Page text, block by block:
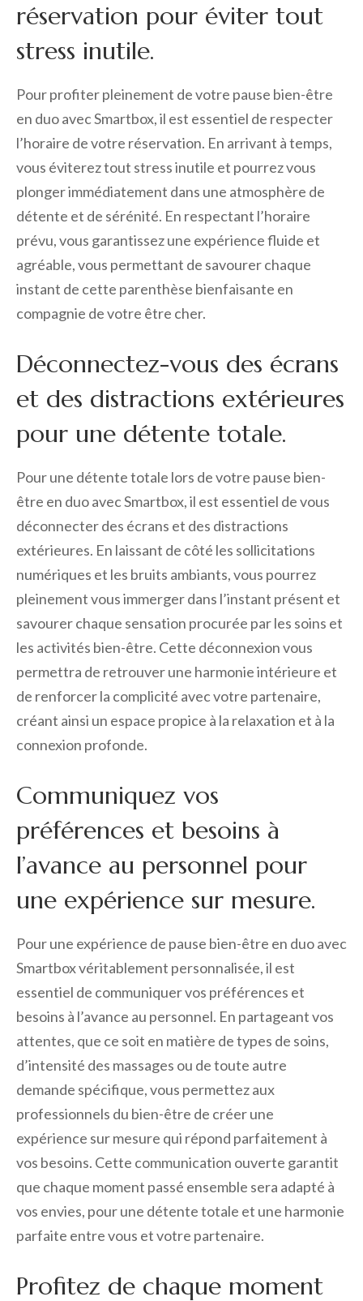
réservation pour éviter tout
stress inutile.
Pour profiter pleinement de votre pause bien-être
en duo avec Smartbox, il est essentiel de respecter
l’horaire de votre réservation. En arrivant à temps,
vous éviterez tout stress inutile et pourrez vous
plonger immédiatement dans une atmosphère de
détente et de sérénité. En respectant l’horaire
prévu, vous garantissez une expérience fluide et
agréable, vous permettant de savourer chaque
instant de cette parenthèse bienfaisante en
compagnie de votre être cher.
Déconnectez-vous des écrans
et des distractions extérieures
pour une détente totale.
Pour une détente totale lors de votre pause bien-
être en duo avec Smartbox, il est essentiel de vous
déconnecter des écrans et des distractions
extérieures. En laissant de côté les sollicitations
numériques et les bruits ambiants, vous pourrez
pleinement vous immerger dans l’instant présent et
savourer chaque sensation procurée par les soins et
les activités bien-être. Cette déconnexion vous
permettra de retrouver une harmonie intérieure et
de renforcer la complicité avec votre partenaire,
créant ainsi un espace propice à la relaxation et à la
connexion profonde.
Communiquez vos
préférences et besoins à
l’avance au personnel pour
une expérience sur mesure.
Pour une expérience de pause bien-être en duo avec
Smartbox véritablement personnalisée, il est
essentiel de communiquer vos préférences et
besoins à l’avance au personnel. En partageant vos
attentes, que ce soit en matière de types de soins,
d’intensité des massages ou de toute autre
demande spécifique, vous permettez aux
professionnels du bien-être de créer une
expérience sur mesure qui répond parfaitement à
vos besoins. Cette communication ouverte garantit
que chaque moment passé ensemble sera adapté à
vos envies, pour une détente totale et une harmonie
parfaite entre vous et votre partenaire.
Profitez de chaque moment